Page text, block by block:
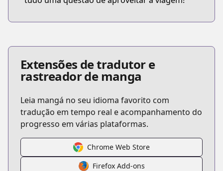
Extensões de tradutor e
rastreador de manga
Leia mangá no seu idioma favorito com
tradução em tempo real e acompanhamento do
progresso em várias plataformas.
Chrome Web Store
Firefox Add-ons